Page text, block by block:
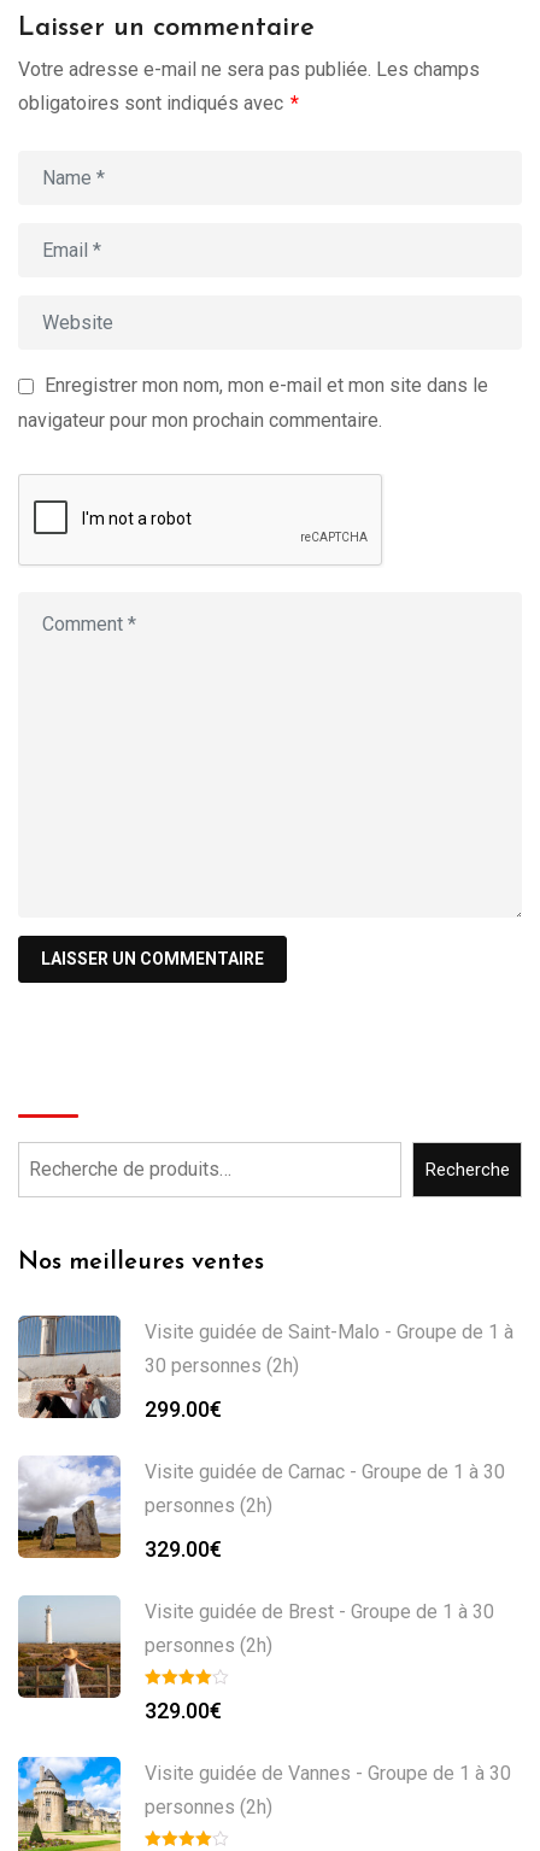
Laisser un commentaire
Votre adresse e-mail ne sera pas publiée. Les champs
obligatoires sont indiqués avec *
Enregistrer mon nom, mon e-mail et mon site dans le
navigateur pour mon prochain commentaire.
Recherche
Nos meilleures ventes
Visite guidée de Saint-Malo - Groupe de 1 à
30 personnes (2h)
299.00€
Visite guidée de Carnac - Groupe de 1 à 30
personnes (2h)
329.00€
Visite guidée de Brest - Groupe de 1 à 30
personnes (2h)
329.00€
Visite guidée de Vannes - Groupe de 1 à 30
personnes (2h)